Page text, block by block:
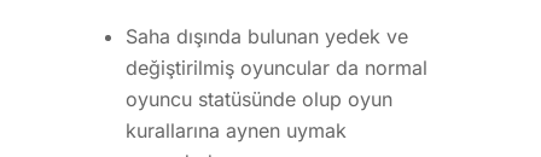
Saha dışında bulunan yedek ve
değiştirilmiş oyuncular da normal
oyuncu statüsünde olup oyun
kurallarına aynen uymak